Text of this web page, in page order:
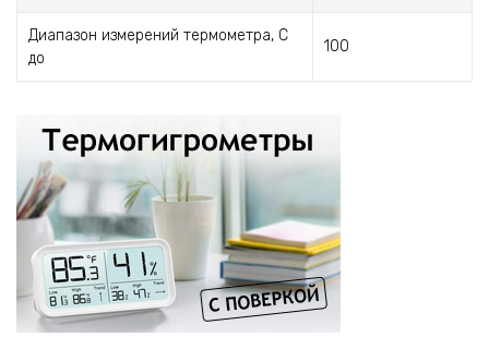
Диапазон измерений термометра, С
до
100